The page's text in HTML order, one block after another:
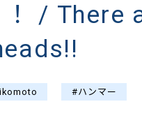
！ / There
#ハンマー